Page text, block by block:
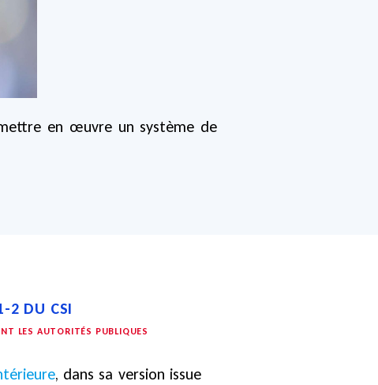
en œuvre un système de
2 DU CSI
LES AUTORITÉS PUBLIQUES
, dans sa version issue